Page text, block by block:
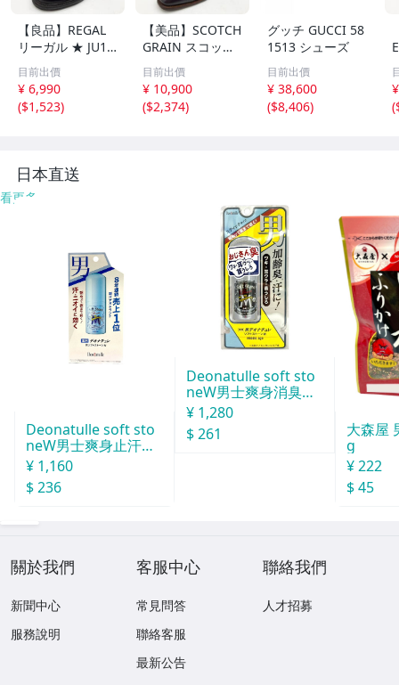
【良品】REGAL
リーガル ★ JU15
Uチップドレス M
ade in Japan 25
★
目前出價
¥ 6,990
($1,523)
【美品】SCOTCH
GRAIN スコッチ
グレイン ★ HI-1
006 内羽キャップ
トゥドレス グッ
ドイヤー製 Made
目前出價
¥ 10,900
($2,374)
グッチ GUCCI 58
1513 シューズ
目前出價
¥ 38,600
($8,406)
(
日本直送
看更多
Deonatulle soft sto
neW男士爽身止汗石
消臭石２０ｇ
¥ 1,160
$ 236
Deonatulle soft sto
neW男士爽身消臭止
汗石 中世紀 20g
¥ 1,280
$ 261
大森屋
g
¥ 222
$ 45
關於我們
新聞中心
服務說明
客服中心
常見問答
聯絡客服
最新公告
聯絡我們
人才招募